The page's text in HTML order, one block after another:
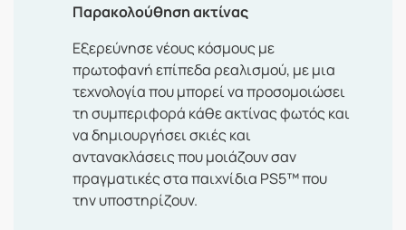
Παρακολούθηση ακτίνας
Εξερεύνησε νέους κόσμους με
πρωτοφανή επίπεδα ρεαλισμού, με μια
τεχνολογία που μπορεί να προσομοιώσει
τη συμπεριφορά κάθε ακτίνας φωτός και
να δημιουργήσει σκιές και
αντανακλάσεις που μοιάζουν σαν
πραγματικές στα παιχνίδια PS5™ που
την υποστηρίζουν.